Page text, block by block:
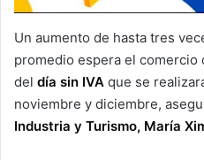
Un aumento de hasta tres
promedio espera el comercio
del día sin IVA que se
noviembre y diciembre,
Industria y Turismo, María